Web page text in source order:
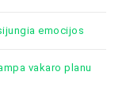
emocijos
vakaro planu